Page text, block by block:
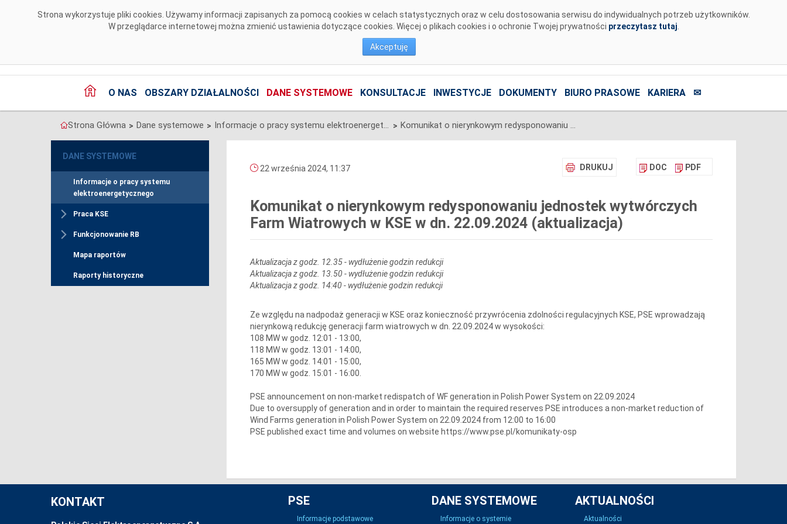
Strona wykorzystuje pliki cookies. Używamy informacji zapisanych za pomocą cookies w celach statystycznych oraz w celu dostosowania serwisu do indywidualnych potrzeb użytkowników.
W przeglądarce internetowej można zmienić ustawienia dotyczące cookies. Więcej o plikach cookies i o ochronie Twojej prywatności przeczytasz tutaj
Akceptuję
O NAS OBSZARY DZIAŁALNOŚCI DANE SYSTEMOWE KONSULTACJE INWESTYCJE DOKUMENTY BIURO PRASOWE KARIERA ✉
Strona Główna > Dane systemowe > Informacje o pracy systemu elektroenergetycznego > Komunikat o nierynkowym redysponowaniu jednostek wytwórczych Farm Wiatrowych w KSE w dn. 22.09.2024 (aktualizacja)
DANE SYSTEMOWE
Informacje o pracy systemu
elektroenergetycznego
Praca KSE
Funkcjonowanie RB
Mapa raportów
Raporty historyczne
DRUKUJ DOC PDF
22 września 2024, 11:37
Komunikat o nierynkowym redysponowaniu jednostek wytwórczych
Farm Wiatrowych w KSE w dn. 22.09.2024 (aktualizacja)
Aktualizacja z godz. 12.35 - wydłużenie godzin redukcji
Aktualizacja z godz. 13.50 - wydłużenie godzin redukcji
Aktualizacja z godz. 14:40 - wydłużenie godzin redukcji
Ze względu na nadpodaż generacji w KSE oraz konieczność przywrócenia zdolności regulacyjnych KSE, PSE wprowadzają
nierynkową redukcję generacji farm wiatrowych w dn. 22.09.2024 w wysokości:
108 MW w godz. 12:01 - 13:00,
118 MW w godz. 13:01 - 14:00,
165 MW w godz. 14:01 - 15:00,
170 MW w godz. 15:01 - 16:00.
PSE announcement on non-market redispatch of WF generation in Polish Power System on 22.09.2024
Due to oversupply of generation and in order to maintain the required reserves PSE introduces a non-market reduction of
Wind Farms generation in Polish Power System on 22.09.2024 from 12:00 to 16:00
PSE published exact time and volumes on website https://www.pse.pl/komunikaty-osp
KONTAKT PSE
Informacje podstawowe
DANE SYSTEMOWE
Informacje o systemie
AKTUALNOŚCI
Aktualności